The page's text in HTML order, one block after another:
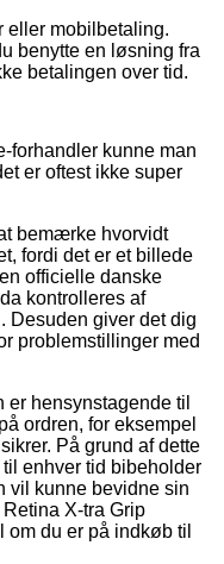
eller mobilbetaling.
benytte en løsning fra
betalingen over tid.
forhandler kunne man
er oftest ikke super
bemærke hvorvidt
fordi det er et billede
officielle danske
kontrolleres af
Desuden giver det dig
problemstillinger med
er hensynstagende til
ordren, for eksempel
På grund af dette
enhver tid bibeholder
vil kunne bevidne sin
X-tra Grip
du er på indkøb til